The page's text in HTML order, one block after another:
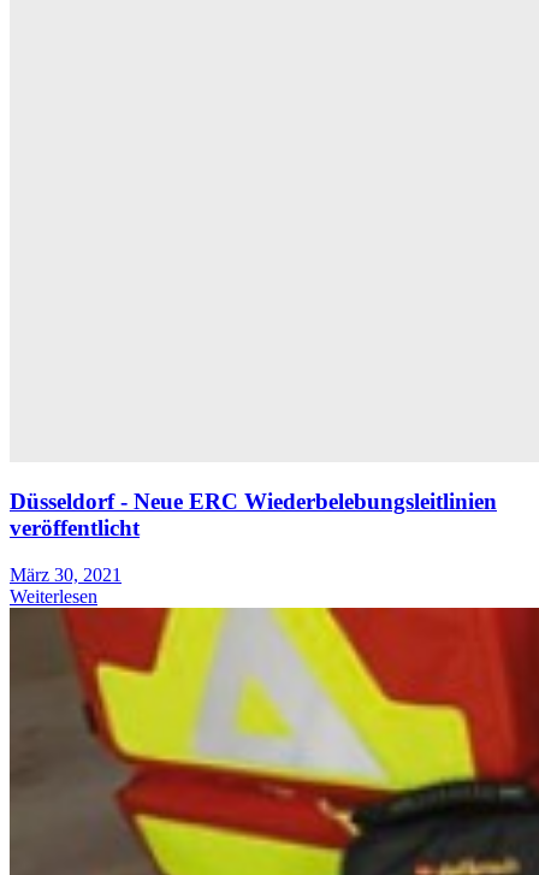
Düsseldorf - Neue ERC Wiederbelebungsleitlinien
veröffentlicht
März 30, 2021
Weiterlesen